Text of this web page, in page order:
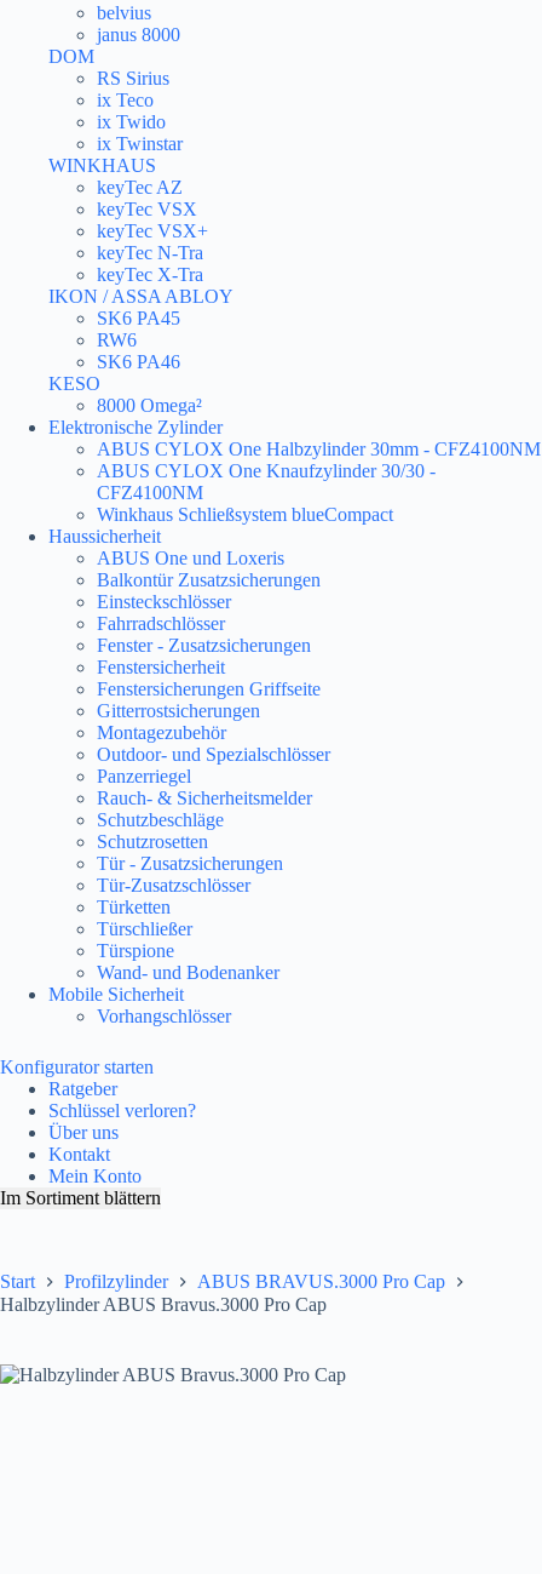
belvius
janus 8000
DOM
RS Sirius
ix Teco
ix Twido
ix Twinstar
WINKHAUS
keyTec AZ
keyTec VSX
keyTec VSX+
keyTec N-Tra
keyTec X-Tra
IKON / ASSA ABLOY
SK6 PA45
RW6
SK6 PA46
KESO
8000 Omega²
Elektronische Zylinder
ABUS CYLOX One Halbzylinder 30mm - CFZ4100NM
ABUS CYLOX One Knaufzylinder 30/30 -
CFZ4100NM
Winkhaus Schließsystem blueCompact
Haussicherheit
ABUS One und Loxeris
Balkontür Zusatzsicherungen
Einsteckschlösser
Fahrradschlösser
Fenster - Zusatzsicherungen
Fenstersicherheit
Fenstersicherungen Griffseite
Gitterrostsicherungen
Montagezubehör
Outdoor- und Spezialschlösser
Panzerriegel
Rauch- & Sicherheitsmelder
Schutzbeschläge
Schutzrosetten
Tür - Zusatzsicherungen
Tür-Zusatzschlösser
Türketten
Türschließer
Türspione
Wand- und Bodenanker
Mobile Sicherheit
Vorhangschlösser
Konfigurator starten
Ratgeber
Schlüssel verloren?
Über uns
Kontakt
Mein Konto
Im Sortiment blättern
Start Profilzylinder
ABUS BRAVUS.3000 Pro Cap
Halbzylinder ABUS Bravus.3000 Pro Cap